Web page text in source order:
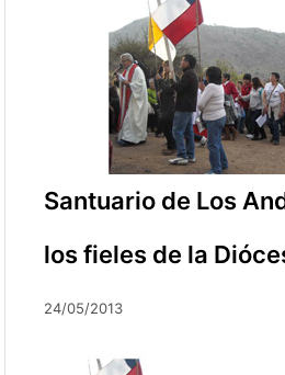
Santuario de Los
los fieles de la
24/05/2013